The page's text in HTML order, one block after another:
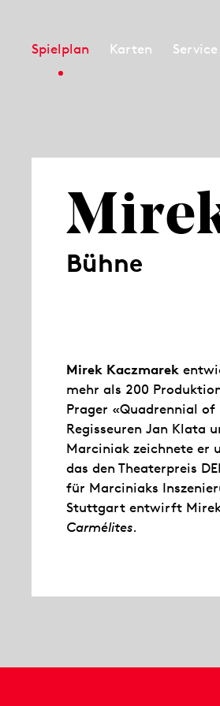
Spielplan Karten Service
Bühne
Mirek Kaczmarek
mehr als 200
Prager «Quadrennial
Regisseuren Jan Klata
Marciniak zeichnete er
das den Theaterpreis
für Marciniaks
Stuttgart entwirft Mirek
Carmélites.